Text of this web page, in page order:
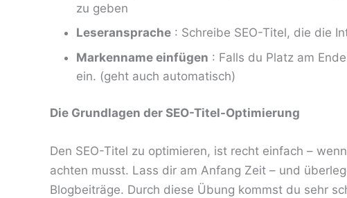
zu geben
Leseransprache : Schreibe SEO-Titel, die die
Markenname einfügen : Falls du Platz am
ein. (geht auch automatisch)
Die Grundlagen der SEO-Titel-Optimierung
Den SEO-Titel zu optimieren, ist recht einfach –
achten musst. Lass dir am Anfang Zeit – und
Blogbeiträge. Durch diese Übung kommst du sehr